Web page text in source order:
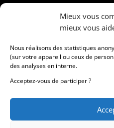
Mieux vous
mieux vous
Nous réalisons des statistiques
(sur votre appareil ou ceux de
des analyses en interne.
Acceptez-vous de participer ?
Coordonnées